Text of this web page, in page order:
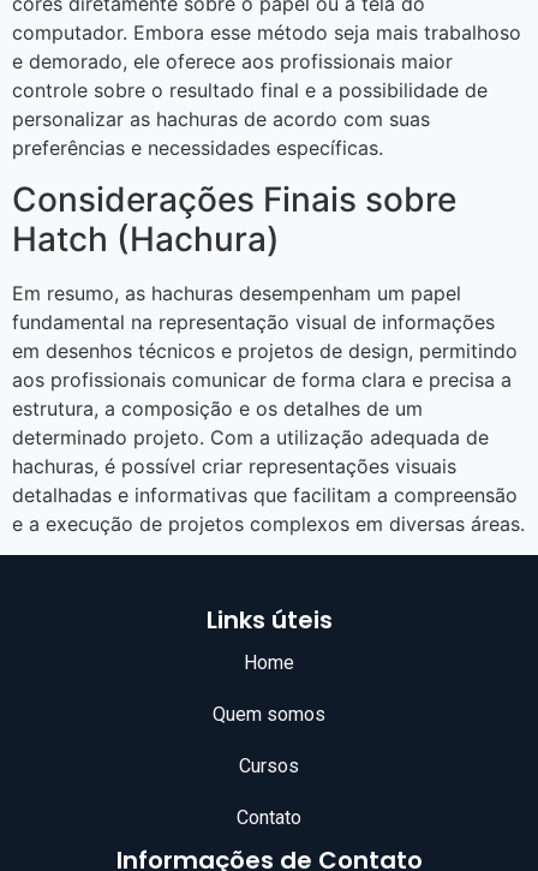
computador. Embora esse método seja mais trabalhoso
e demorado, ele oferece aos profissionais maior
controle sobre o resultado final e a possibilidade de
personalizar as hachuras de acordo com suas
preferências e necessidades específicas.
Considerações Finais sobre
Hatch (Hachura)
Em resumo, as hachuras desempenham um papel
fundamental na representação visual de informações
em desenhos técnicos e projetos de design, permitindo
aos profissionais comunicar de forma clara e precisa a
estrutura, a composição e os detalhes de um
determinado projeto. Com a utilização adequada de
hachuras, é possível criar representações visuais
detalhadas e informativas que facilitam a compreensão
e a execução de projetos complexos em diversas áreas.
Links úteis
Home
Quem somos
Cursos
Contato
Informações de Contato